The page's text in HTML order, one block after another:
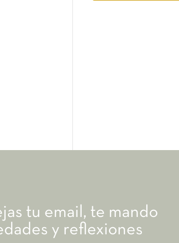
tu email, te mando
y reflexiones